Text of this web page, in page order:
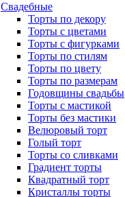
Свадебные
Торты по декору
Торты с цветами
Торты с фигурками
Торты по стилям
Торты по цвету
Торты по размерам
Годовщины свадьбы
Торты с мастикой
Торты без мастики
Велюровый торт
Голый торт
Торты со сливками
Градиент торты
Квадратный торт
Кристаллы торты